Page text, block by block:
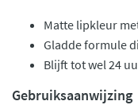
Matte lipkleur
Gladde formule
Blijft tot wel 24
Gebruiksaanwijzing